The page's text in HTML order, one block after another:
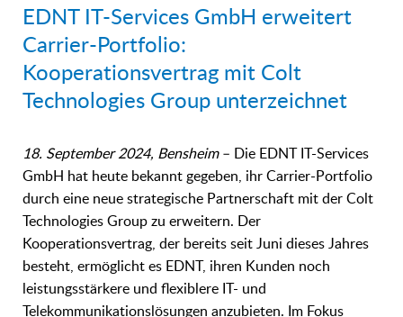
EDNT IT-Services GmbH erweitert
Carrier-Portfolio:
Kooperationsvertrag mit Colt
Technologies Group unterzeichnet
18. September 2024, Bensheim– Die EDNT IT-Services
GmbH hat heute bekannt gegeben, ihr Carrier-Portfolio
durch eine neue strategische Partnerschaft mit der Colt
Technologies Group zu erweitern. Der
Kooperationsvertrag, der bereits seit Juni dieses Jahres
besteht, ermöglicht es EDNT, ihren Kunden noch
leistungsstärkere und flexiblere IT- und
Telekommunikationslösungen anzubieten. Im Fokus